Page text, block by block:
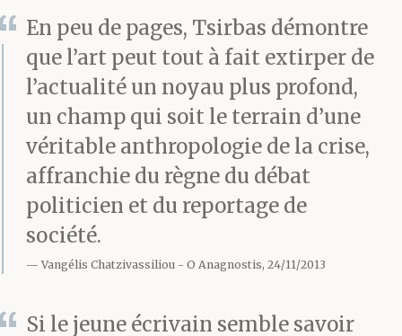
les profs n’ont rien dit.
Ils t’ont fait du mal,
finalement. Pour une
connerie, ils t’ont fait
du mal. T’admettais pas
qu’on te crache dessus,
toi. Quoi les gars, à
cause des flics ? Y’a
En peu de pages, Tsirbas démontre
que l’art peut tout à fait extirper de
l’actualité un noyau plus profond,
un champ qui soit le terrain d’une
véritable anthropologie de la crise,
affranchie du règne du débat
politicien et du reportage de
société.
Vangélis Chatzivassiliou O Anagnostis, 24/11/2013
Si le jeune écrivain semble savoir